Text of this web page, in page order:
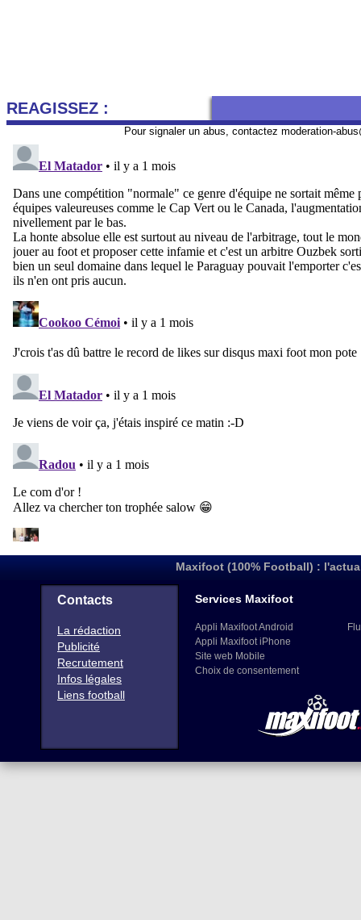
REAGISSEZ :
Pour signaler un abus, contactez moderation-
Maxifoot (100% Football) :
Contacts
La rédaction
Publicité
Recrutement
Infos légales
Liens football
Services Maxifoot
Appli Maxifoot Android
Appli Maxifoot iPhone
Site web Mobile
Choix de consentement